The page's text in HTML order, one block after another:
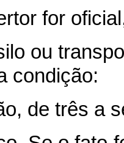
for
ou
condição:
de três a